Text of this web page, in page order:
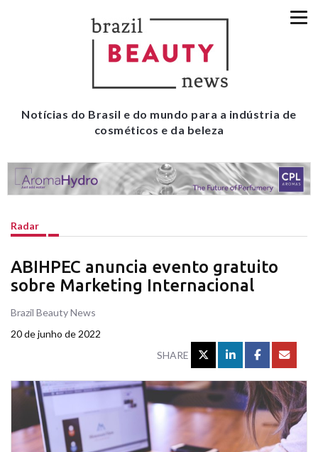
Notícias do Brasil e do mundo para a indústria de
cosméticos e da beleza
Radar
ABIHPEC anuncia evento gratuito
sobre Marketing Internacional
Brazil Beauty News
20 de junho de 2022
SHARE